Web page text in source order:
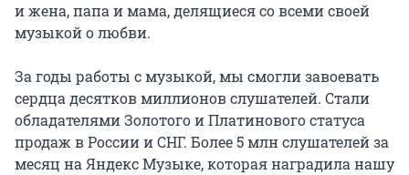
и жена, папа и мама, делящиеся со всеми своей
музыкой о любви.
За годы работы с музыкой, мы смогли завоевать
сердца десятков миллионов слушателей. Стали
обладателями Золотого и Платинового статуса
продаж в России и СНГ. Более 5 млн слушателей за
месяц на Яндекс Музыке, которая наградила нашу